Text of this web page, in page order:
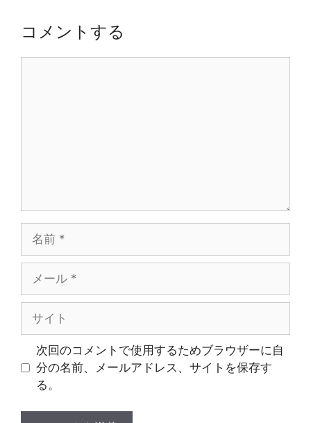
ョ
コメントする
ル
次回のコメントで使用するためブラウザーに自
分の名前、メールアドレス、サイトを保存す
る。